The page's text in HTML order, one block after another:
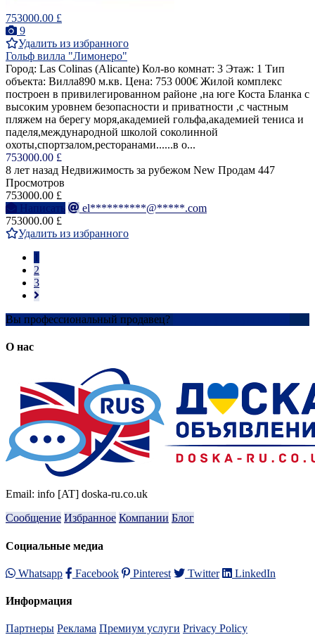
753000.00 £
9
Удалить из избранного
Гольф вилла "Лимонеро"
Город: Las Colinas (Alicante) Кол-во комнат: 3 Этаж: 1 Тип
объекта: Вилла890 м.кв. Цена: 753 000€ Жилой комплекс
построен в привилегированном районе ,на юге Коста Бланка с
высоким уровнем безопасности и приватности ,с частным
пляжем на берегу моря,академией гольфа,академией тениса и
паделя,международной школой соколинной
охоты,спортзалом,ресторанами......в о...
753000.00 £
8 лет назад Недвижимость за рубежом New Продам 447
Просмотров
753000.00 £
Написать
el**********@*****.com
753000.00 £
Удалить из избранного
2
3
Вы профессиональный продавец?
О нас
Email: info [AT] doska-ru.co.uk
Сообщение Избранное Компании Блог
Социальные медиа
Whatsapp Facebook Pinterest Twitter LinkedIn
Информация
Партнеры Реклама Премиум услуги Privacy Policy